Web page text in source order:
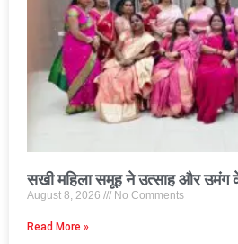
सखी महिला समूह ने उत्साह और उमंग
August 8, 2026 No Comments
Read More »